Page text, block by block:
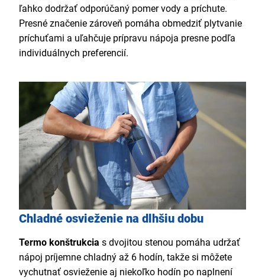
ľahko dodržať odporúčaný pomer vody a príchute.
Presné značenie zároveň pomáha obmedziť plytvanie
príchuťami a uľahčuje prípravu nápoja presne podľa
individuálnych preferencií.
Chladné osvieženie na dlhšiu dobu
Termo konštrukcia s dvojitou stenou pomáha udržať
nápoj príjemne chladný až 6 hodín, takže si môžete
vychutnať osvieženie aj niekoľko hodín po naplnení